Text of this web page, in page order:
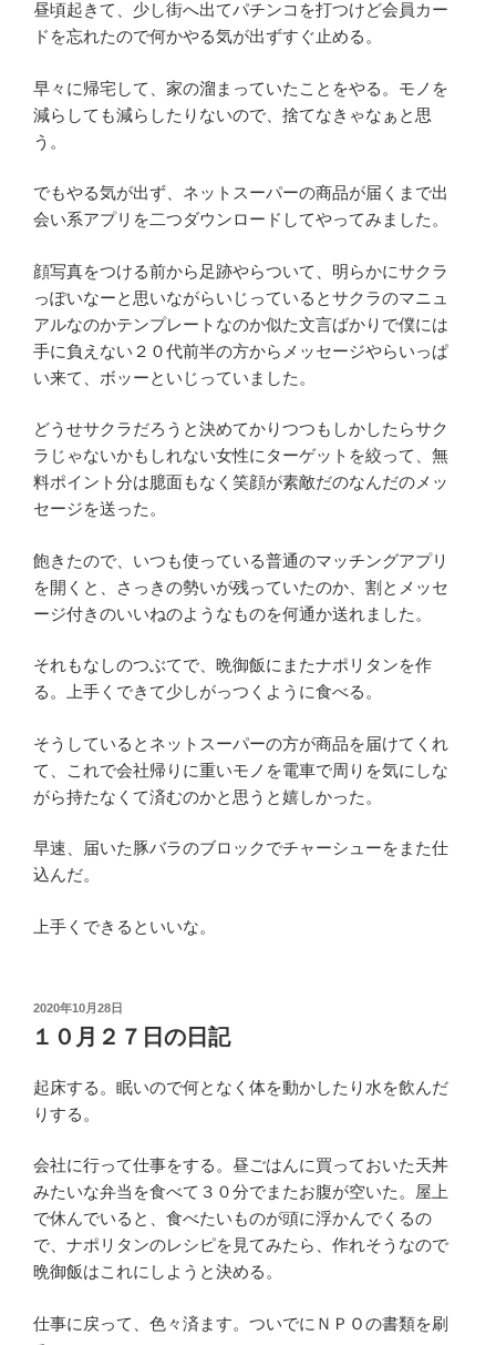
昼頃起きて、少し街へ出てパチンコを打つけど会員カー
ドを忘れたので何かやる気が出ずすぐ止める。
早々に帰宅して、家の溜まっていたことをやる。モノを
減らしても減らしたりないので、捨てなきゃなぁと思
う。
でもやる気が出ず、ネットスーパーの商品が届くまで出
会い系アプリを二つダウンロードしてやってみました。
顔写真をつける前から足跡やらついて、明らかにサクラ
っぽいなーと思いながらいじっているとサクラのマニュ
アルなのかテンプレートなのか似た文言ばかりで僕には
手に負えない２０代前半の方からメッセージやらいっぱ
い来て、ボッーといじっていました。
どうせサクラだろうと決めてかりつつもしかしたらサク
ラじゃないかもしれない女性にターゲットを絞って、無
料ポイント分は臆面もなく笑顔が素敵だのなんだのメッ
セージを送った。
飽きたので、いつも使っている普通のマッチングアプリ
を開くと、さっきの勢いが残っていたのか、割とメッセ
ージ付きのいいねのようなものを何通か送れました。
それもなしのつぶてで、晩御飯にまたナポリタンを作
る。上手くできて少しがっつくように食べる。
そうしているとネットスーパーの方が商品を届けてくれ
て、これで会社帰りに重いモノを電車で周りを気にしな
がら持たなくて済むのかと思うと嬉しかった。
早速、届いた豚バラのブロックでチャーシューをまた仕
込んだ。
上手くできるといいな。
投
稿
日:
2020年10月28日
１０月２７日の日記
起床する。眠いので何となく体を動かしたり水を飲んだ
りする。
会社に行って仕事をする。昼ごはんに買っておいた天丼
みたいな弁当を食べて３０分でまたお腹が空いた。屋上
で休んでいると、食べたいものが頭に浮かんでくるの
で、ナポリタンのレシピを見てみたら、作れそうなので
晩御飯はこれにしようと決める。
仕事に戻って、色々済ます。ついでにＮＰＯの書類を刷